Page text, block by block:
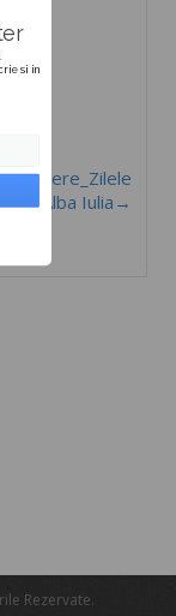
înscriere_Zilele
în Alba Iulia→
Rezervate.
si in